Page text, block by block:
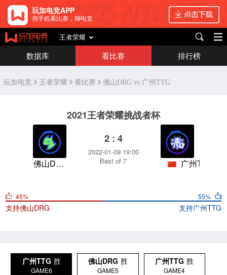
玩加电竞APP
用手机看比赛，聊电竞
王者荣耀
数据库 看比赛 排行榜
玩加电竞 王者荣耀 看比赛 佛山DRG vs 广州TTG
2021王者荣耀挑战者杯
佛山DRG
2 : 4
2022-01-09 19:00
Best of 7
广州TTG
55%
支持广州TTG
45%
支持佛山DRG
广州TTG 胜
GAME6
佛山DRG 胜
GAME5
广州TTG 胜
GAME4